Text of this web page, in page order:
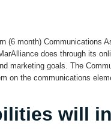
(6 month) Communications
does through its
marketing goals. The
on the communications
will